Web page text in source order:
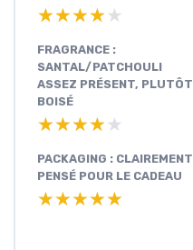
★★★★★
★★★★★
FRAGRANCE :
SANTAL/PATCHOULI
ASSEZ PRÉSENT, PLUTÔT
BOISÉ
★★★★★
★★★★★
PACKAGING : CLAIREMENT
PENSÉ POUR LE CADEAU
★★★★★
★★★★★